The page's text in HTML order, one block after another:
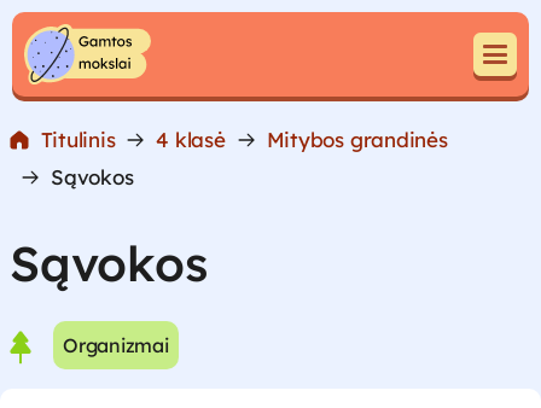
Pereiti prie turinio
Pereiti prie turinio
Titulinis 4 klasė
Mitybos grandinės
Sąvokos
Sąvokos
Organizmai